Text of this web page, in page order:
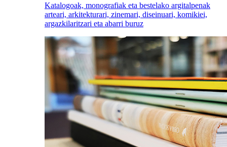
Katalogoak, monografiak eta bestelako argitalpenak
arteari, arkitekturari, zinemari, diseinuari, komikiei,
argazkilaritzari eta abarri buruz